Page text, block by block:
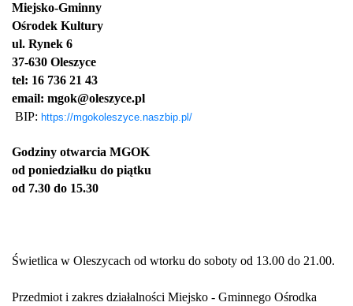
Miejsko-Gminny
Ośrodek Kultury
ul. Rynek 6
37-630 Oleszyce
tel: 16 736 21 43
email: mgok@oleszyce.pl
BIP: https://mgokoleszyce.naszbip.pl/
Godziny otwarcia MGOK
od poniedziałku do piątku
od 7.30 do 15.30
Świetlica w Oleszycach od wtorku do soboty od 13.00 do 21.00.
Przedmiot i zakres działalności Miejsko - Gminnego Ośrodka